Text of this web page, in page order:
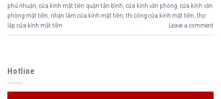
phú nhuận cửa kính mặt tiền quận tân bình cửa kính văn phòng cửa kính văn
phòng mặt tiền nhận làm cửa kính mặt tiền thi công cửa kính mặt tiền thợ
lắp cửa kính mặt tiền
Leave a comment
Hotline